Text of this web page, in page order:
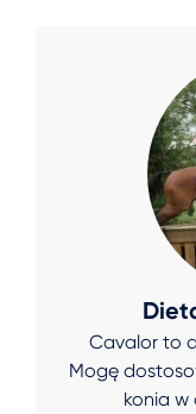
Cavalor to
Mogę
konia w